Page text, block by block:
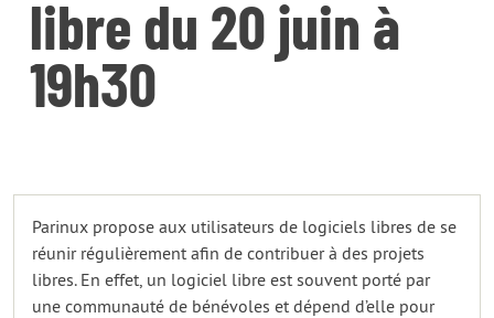
libre du 20 juin à
19h30
Parinux propose aux utilisateurs de logiciels libres de se
réunir régulièrement afin de contribuer à des projets
libres. En effet, un logiciel libre est souvent porté par
une communauté de bénévoles et dépend d’elle pour